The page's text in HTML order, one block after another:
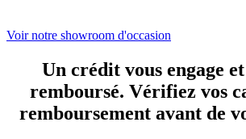
Voir notre showroom d'occasion
Un crédit vous engage
remboursé. Vérifiez vos
remboursement avant de